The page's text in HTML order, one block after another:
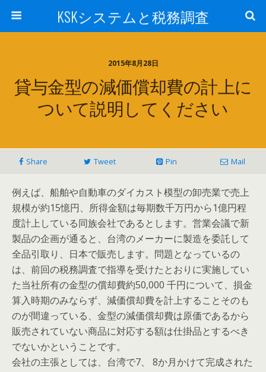
KSKシステムと税務調査
2015年8月28日
貸与金型の減価償却費の計上に
ついて説明してください
Share Tweet Pin Mail
例えば、船舶や自動車のダイカスト模型の卸売業で売上
規模が約15憶円、所得金額は毎期数千万円から1億円程
度計上している同族会社であるとします。営業会議で新
製品の企画が通ると、台湾のメーカーに製造を委託して
全品引取り、日本で販売します。問題となっているの
は、前回の税務調査で指導を受けたとおりに実施してい
た当社所有の金型の償却費約50,000 千円について、損金
算入時期のみならず、減価償却費を計上することそのも
のが間違っている、金型の減価償却費は原価であるから
販売されていない商品に対応する額は仕掛品とするべき
でないかということです。
会社の主張としては、台湾で7、 8か月かけて完成された